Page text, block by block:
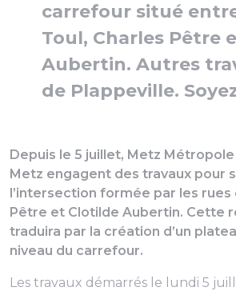
carrefour situé
Toul, Charles Pêtre
Aubertin. Autres
de Plappeville.
Depuis le 5 juillet, Metz
Metz engagent des travaux pour
l’intersection formée par les rues
Pêtre et Clotilde Aubertin. Cette
traduira par la création d’un
niveau du carrefour.
Les travaux démarrés le lundi 5